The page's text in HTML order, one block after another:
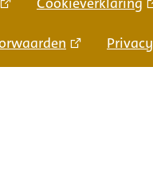
Privacy